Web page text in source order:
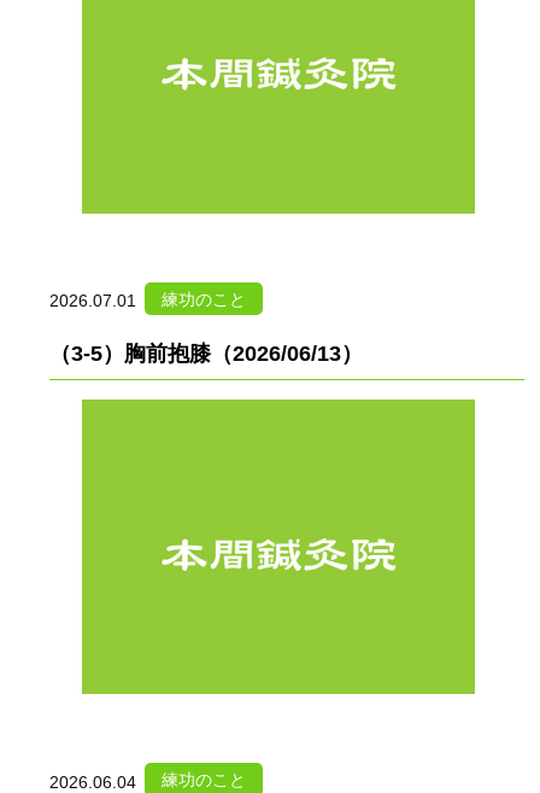
2026.07.01 練功のこと
（3-5）胸前抱膝（2026/06/13）
2026.06.04 練功のこと